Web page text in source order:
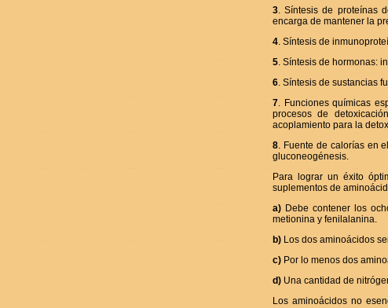
3. Síntesis de proteínas
encarga de mantener la
4. Síntesis de
5. Síntesis de hormonas:
6. Síntesis de sustancias
7. Funciones químicas
procesos de
acoplamiento para la
8. Fuente de calorías en
gluconeogénesis.
Para lograr un éxito
suplementos de
a) Debe contener los
metionina y fenilalanina.
b) Los dos aminoácidos
c) Por lo menos dos
d) Una cantidad de
Los aminoácidos no